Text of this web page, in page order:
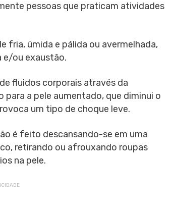
pessoas que praticam atividades
fria, úmida e pálida ou avermelhada,
e/ou exaustão.
fluidos corporais através da
a pele aumentado, que diminui o
um tipo de choque leve.
é feito descansando-se em uma
retirando ou afrouxando roupas
na pele.